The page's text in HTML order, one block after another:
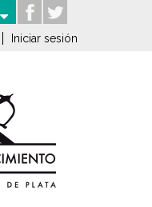
Iniciar sesión